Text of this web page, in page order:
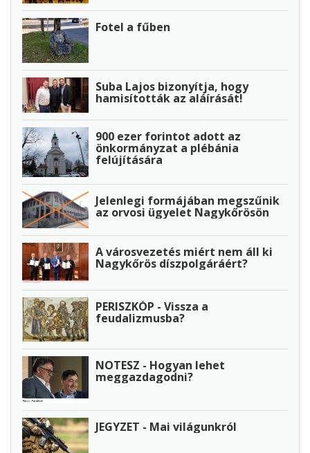
Fotel a fűben
Suba Lajos bizonyítja, hogy
hamisították az aláírását!
900 ezer forintot adott az
önkormányzat a plébánia
felújítására
Jelenlegi formájában megszűnik
az orvosi ügyelet Nagykőrösön
A városvezetés miért nem áll ki
Nagykőrös díszpolgáráért?
PERISZKÓP - Vissza a
feudalizmusba?
NOTESZ - Hogyan lehet
meggazdagodni?
JEGYZET - Mai világunkról